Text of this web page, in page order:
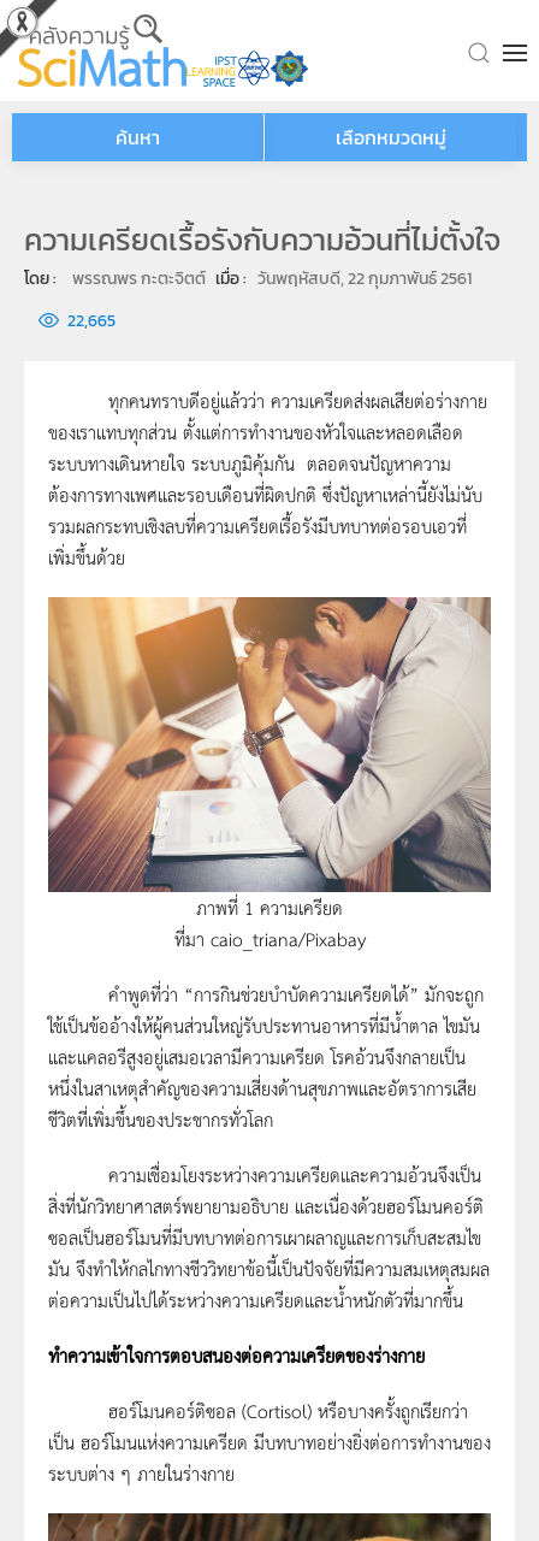
Skip to main content
ค้นหา เลือกหมวดหมู่
ความเครียดเรื้อรังกับความอ้วนที่ไม่ตั้งใจ
โดย : พรรณพร กะตะจิตต์ เมื่อ : วันพฤหัสบดี, 22 กุมภาพันธ์ 2561
22,665
ทุกคนทราบดีอยู่แล้วว่า ความเครียดส่งผลเสียต่อร่างกาย
ของเราแทบทุกส่วน ตั้งแต่การทำงานของหัวใจและหลอดเลือด
ระบบทางเดินหายใจ ระบบภูมิคุ้มกัน ตลอดจนปัญหาความ
ต้องการทางเพศและรอบเดือนที่ผิดปกติ ซึ่งปัญหาเหล่านี้ยังไม่นับ
รวมผลกระทบเชิงลบที่ความเครียดเรื้อรังมีบทบาทต่อรอบเอวที่
เพิ่มขึ้นด้วย
ภาพที่ 1 ความเครียด
ที่มา caio_triana/Pixabay
คำพูดที่ว่า “การกินช่วยบำบัดความเครียดได้” มักจะถูก
ใช้เป็นข้ออ้างให้ผู้คนส่วนใหญ่รับประทานอาหารที่มีน้ำตาล ไขมัน
และแคลอรีสูงอยู่เสมอเวลามีความเครียด โรคอ้วนจึงกลายเป็น
หนึ่งในสาเหตุสำคัญของความเสี่ยงด้านสุขภาพและอัตราการเสีย
ชีวิตที่เพิ่มขึ้นของประชากรทั่วโลก
ความเชื่อมโยงระหว่างความเครียดและความอ้วนจึงเป็น
สิ่งที่นักวิทยาศาสตร์พยายามอธิบาย และเนื่องด้วยฮอร์โมนคอร์ติ
ซอลเป็นฮอร์โมนที่มีบทบาทต่อการเผาผลาญและการเก็บสะสมไข
มัน จึงทำให้กลไกทางชีววิทยาข้อนี้เป็นปัจจัยที่มีความสมเหตุสมผล
ต่อความเป็นไปได้ระหว่างความเครียดและน้ำหนักตัวที่มากขึ้น
ทำความเข้าใจการตอบสนองต่อความเครียดของร่างกาย
ฮอร์โมนคอร์ติซอล (Cortisol) หรือบางครั้งถูกเรียกว่า
เป็น ฮอร์โมนแห่งความเครียด มีบทบาทอย่างยิ่งต่อการทำงานของ
ระบบต่าง ๆ ภายในร่างกาย